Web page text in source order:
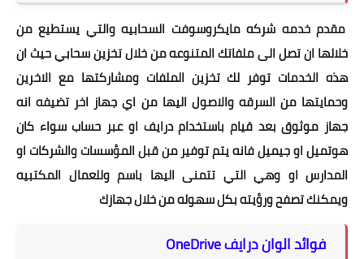
مقدم خدمه شركه مايكروسوفت السحابيه والتي يستطيع من
خلالها ان تصل الى ملفاتك المتنوعه من خلال تخزين سحابي حيث ان
هذه الخدمات توفر لك تخزين الملفات ومشاركتها مع الاخرين
وحمايتها من السرقه والاصول اليها من اي جهاز اخر تضيفه انه
جهاز موثوق بعد قيام باستخدام درايف او عبر حساب سواء كان
هوتميل او جيميل فانه يتم توفير من قبل المؤسسات والشركات او
المدارس او وهي التي تتمنى اليها باسم وللعمال المكتبيه
ويمكنك تصفح ورؤيته بكل سهوله من خلال جهازك
فوائد الوان درايف OneDrive